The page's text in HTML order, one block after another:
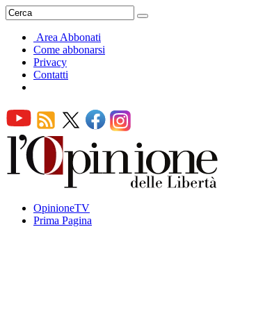
Area Abbonati
Come abbonarsi
Privacy
Contatti
OpinioneTV
Prima Pagina